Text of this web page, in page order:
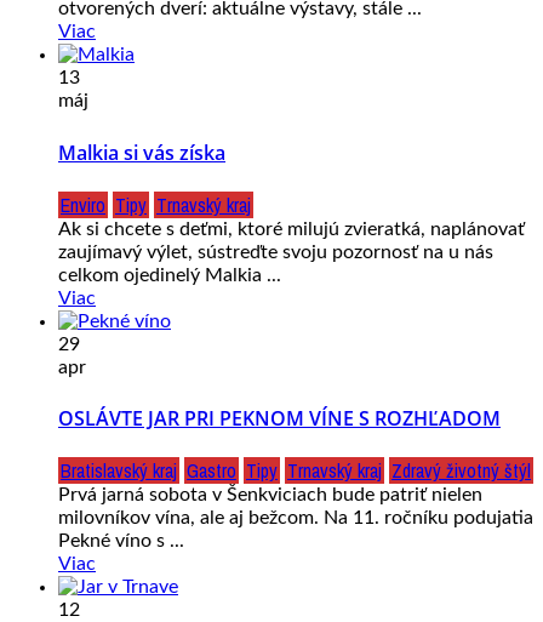
otvorených dverí: aktuálne výstavy, stále ...
Viac
13
máj
Malkia si vás získa
Enviro Tipy Trnavský kraj
Ak si chcete s deťmi, ktoré milujú zvieratká, naplánovať
zaujímavý výlet, sústreďte svoju pozornosť na u nás
celkom ojedinelý Malkia ...
Viac
29
apr
OSLÁVTE JAR PRI PEKNOM VÍNE S ROZHĽADOM
Bratislavský kraj Gastro Tipy Trnavský kraj Zdravý životný štýl
Prvá jarná sobota v Šenkviciach bude patriť nielen
milovníkov vína, ale aj bežcom. Na 11. ročníku podujatia
Pekné víno s ...
Viac
12